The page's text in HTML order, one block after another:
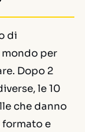
di
per
Dopo 2
le 10
che danno
e